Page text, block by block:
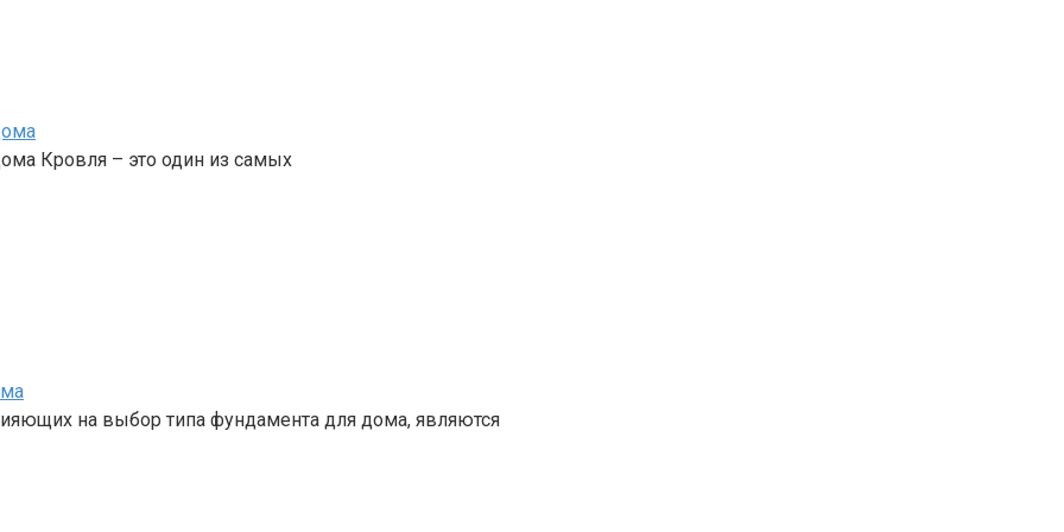
Кровля – это один из самых
на выбор типа фундамента для дома, являются